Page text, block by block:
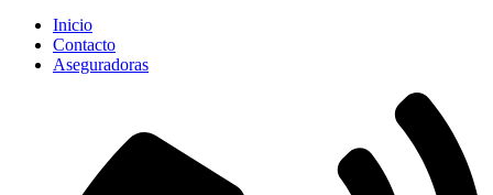
Inicio
Contacto
Aseguradoras